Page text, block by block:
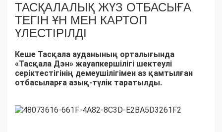
ТАСҚАЛАЛЫҚ ЖҮЗ ОТБАСЫҒА
ТЕГІН ҰН МЕН КАРТОП
ҮЛЕСТІРІЛДІ
Кеше Тасқала ауданының орталығында
«Тасқала Дэн» жауапкершілігі шектеулі
серіктестігінің демеушілігімен аз қамтылған
отбасыларға азық-түлік таратылды.